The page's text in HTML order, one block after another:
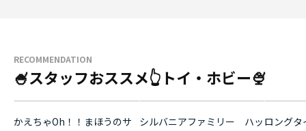
RECOMMENDATION
🍧スタッフおススメ👆トイ・ホビー🍨
かえちゃOh！！まほうのサ
シルバニアファミリー ハッ ロング